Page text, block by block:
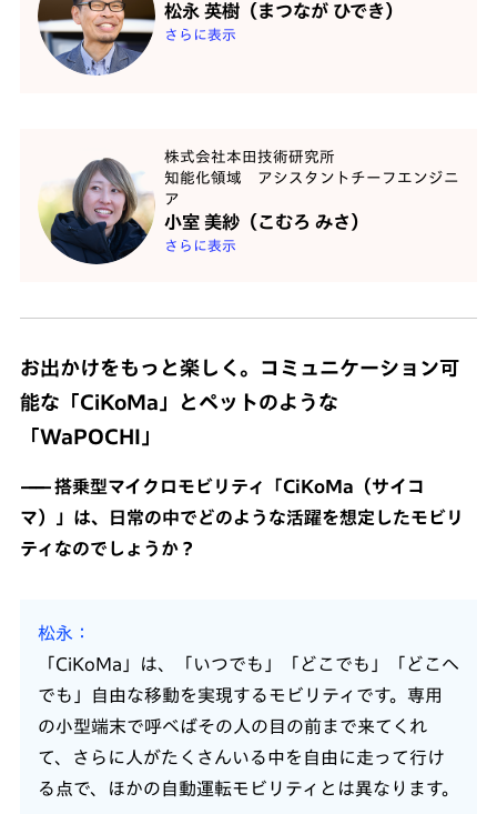
松永 英樹（まつなが ひでき）
さらに表示
株式会社本田技術研究所
知能化領域 アシスタントチーフエンジニ
ア
小室 美紗（こむろ みさ）
さらに表示
お出かけをもっと楽しく。コミュニケーション可
能な「CiKoMa」とペットのような
「WaPOCHI」
搭乗型マイクロモビリティ「CiKoMa（サイコ
マ）」は、日常の中でどのような活躍を想定したモビリ
ティなのでしょうか？
松永
「CiKoMa」は、「いつでも」「どこでも」「どこへ
でも」自由な移動を実現するモビリティです。専用
の小型端末で呼べばその人の目の前まで来てくれ
て、さらに人がたくさんいる中を自由に走って行け
る点で、ほかの自動運転モビリティとは異なります。